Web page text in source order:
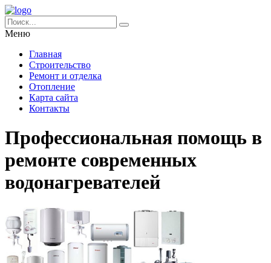
Меню
Главная
Строительство
Ремонт и отделка
Отопление
Карта сайта
Контакты
Профессиональная помощь в
ремонте современных
водонагревателей